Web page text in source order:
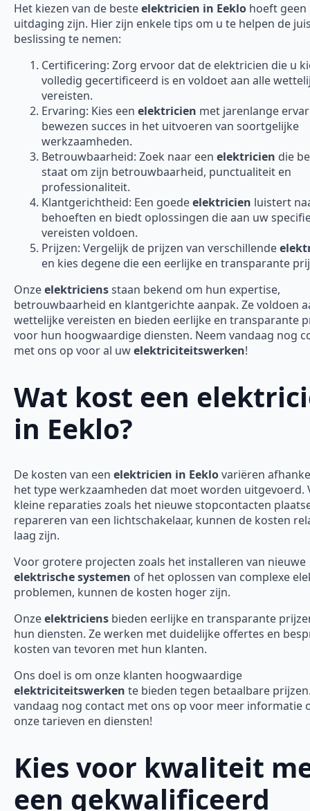
Het kiezen van de besteelektricien in Eeklo hoeft geen
uitdaging zijn. Hier zijn enkele tips om u te helpen de
beslissing te nemen:
Certificering: Zorg ervoor dat de elektricien die u
volledig gecertificeerd is en voldoet aan alle
vereisten.
Ervaring: Kies een elektricien met jarenlange
bewezen succes in het uitvoeren van soortgelijke
werkzaamheden.
Betrouwbaarheid: Zoek naar een elektricien die
staat om zijn betrouwbaarheid, punctualiteit en
professionaliteit.
Klantgerichtheid: Een goedeelektricien luistert
behoeften en biedt oplossingen die aan uw
vereisten voldoen.
Prijzen: Vergelijk de prijzen van verschillende
en kies degene die een eerlijke en transparante
Onzeelektriciensstaan bekend om hun expertise,
betrouwbaarheid en klantgerichte aanpak. Ze voldoen
wettelijke vereisten en bieden eerlijke en transparante
voor hun hoogwaardige diensten. Neem vandaag nog
met ons op voor al uwelektriciteitswerken!
Wat kost een
in Eeklo?
De kosten van een elektricien in Eeklovariëren
het type werkzaamheden dat moet worden uitgevoerd.
kleine reparaties zoals het nieuwe stopcontacten
repareren van een lichtschakelaar, kunnen de kosten
laag zijn.
Voor grotere projecten zoals het installeren van nieuwe
elektrische systemen of het oplossen van complexe
problemen, kunnen de kosten hoger zijn.
Onzeelektriciens bieden eerlijke en transparante
hun diensten. Ze werken met duidelijke offertes en
kosten van tevoren met hun klanten.
Ons doel is om onze klanten hoogwaardige
elektriciteitswerken te bieden tegen betaalbare
vandaag nog contact met ons op voor meer informatie
onze tarieven en diensten!
Kies voor kwaliteit
een gekwalificeerd